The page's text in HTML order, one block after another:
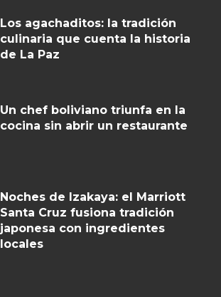
Los agachaditos: la tradición
culinaria que cuenta la historia
de La Paz
Un chef boliviano triunfa en la
cocina sin abrir un restaurante
Noches de Izakaya: el Marriott
Santa Cruz fusiona tradición
japonesa con ingredientes
locales